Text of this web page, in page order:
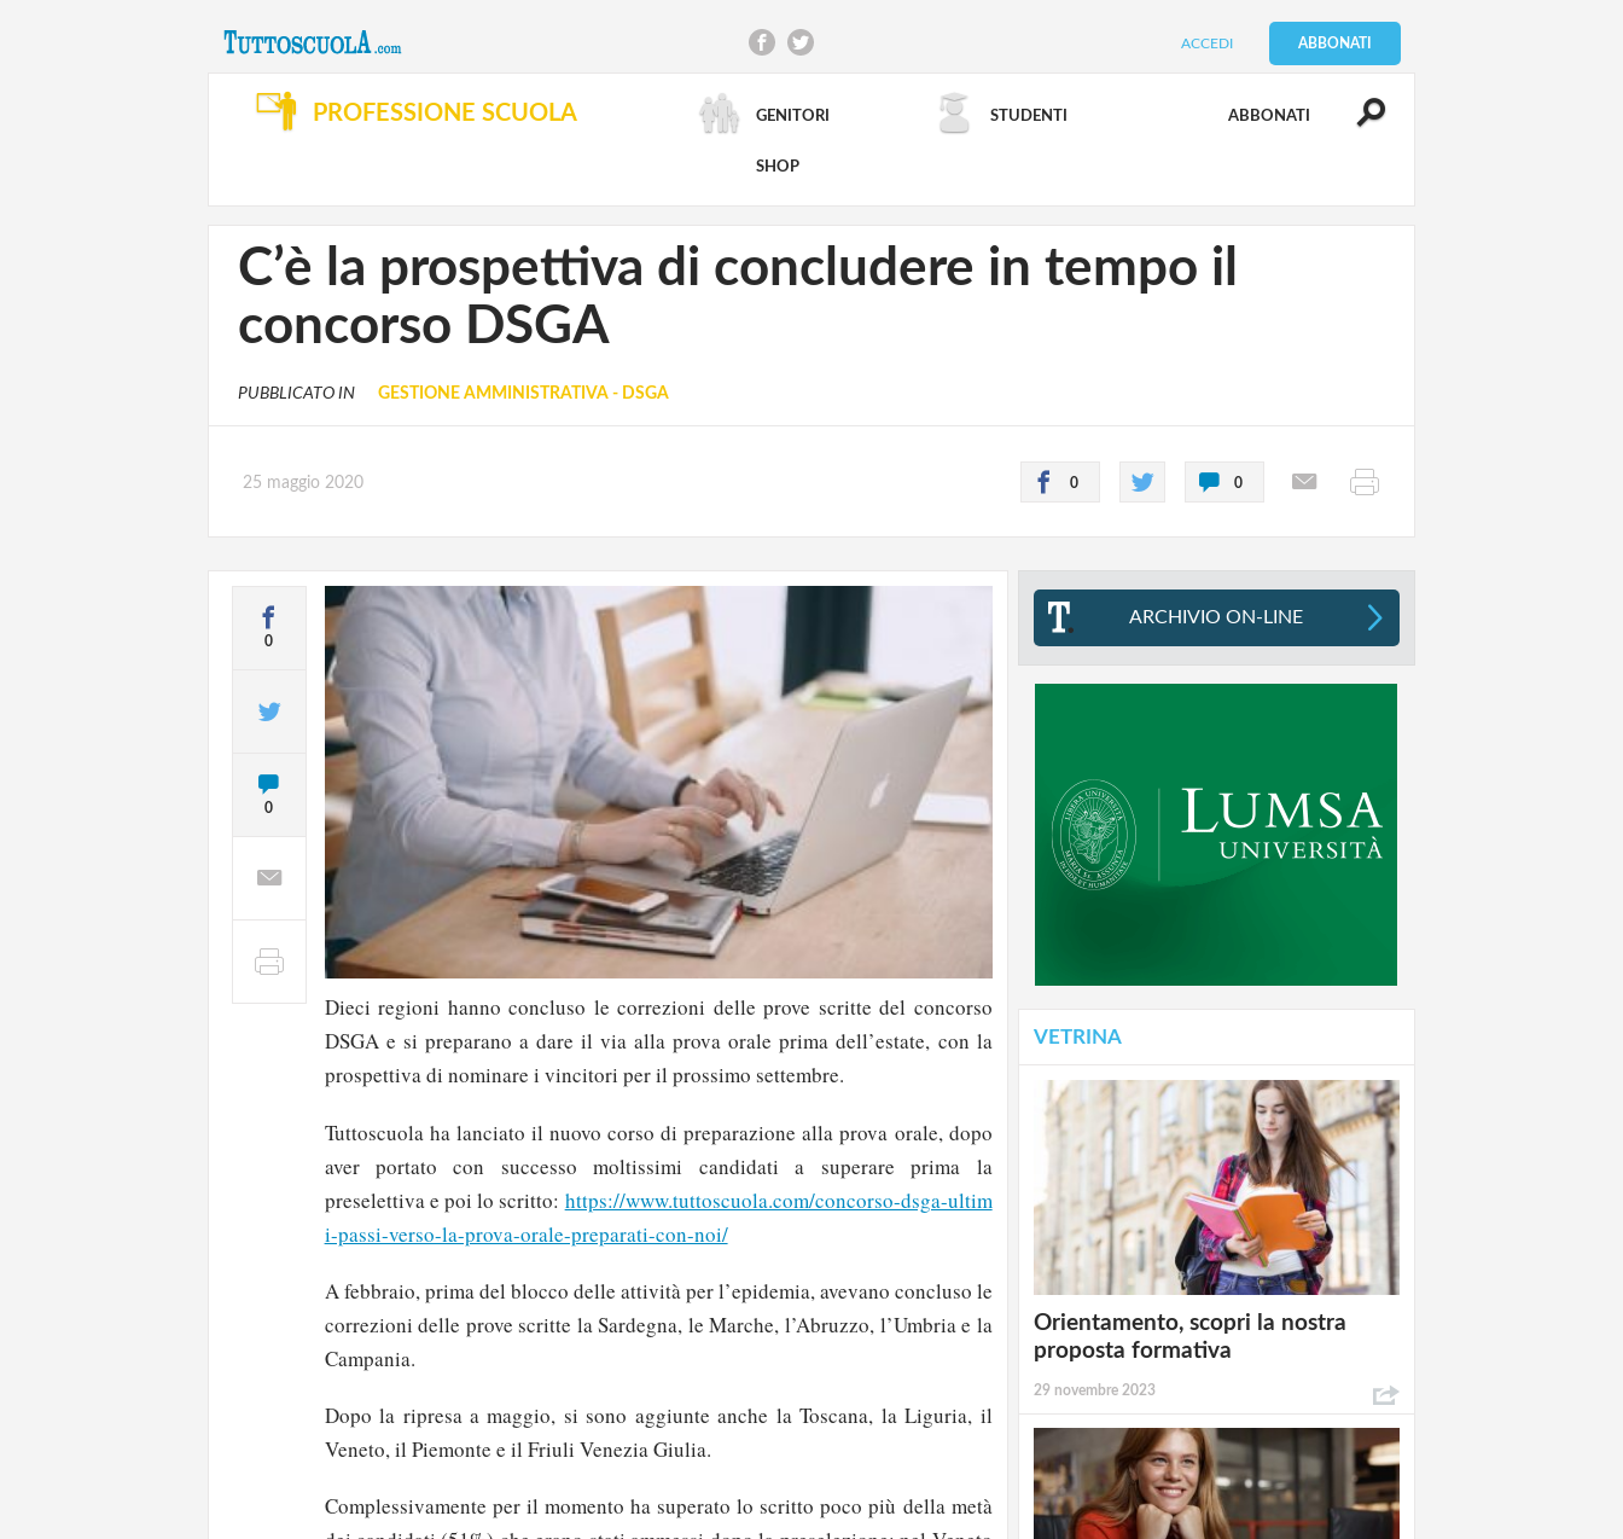
ACCEDI ABBONATI
PROFESSIONE SCUOLA GENITORI STUDENTI ABBONATI
SHOP
RICERCA AVANZATA
C’è la prospettiva di concludere in tempo il
concorso DSGA
PUBBLICATO IN GESTIONE AMMINISTRATIVA - DSGA
25 maggio 2020 0 0
0
0
Dieci regioni hanno concluso le correzioni delle prove scritte del concorso
DSGA e si preparano a dare il via alla prova orale prima dell’estate, con la
prospettiva di nominare i vincitori per il prossimo settembre.
Tuttoscuola ha lanciato il nuovo corso di preparazione alla prova orale, dopo
aver portato con successo moltissimi candidati a superare prima la
preselettiva e poi lo scritto: https://www.tuttoscuola.com/concorso-dsga-ultim
i-passi-verso-la-prova-orale-preparati-con-noi/
A febbraio, prima del blocco delle attività per l’epidemia, avevano concluso le
correzioni delle prove scritte la Sardegna, le Marche, l’Abruzzo, l’Umbria e la
Campania.
Dopo la ripresa a maggio, si sono aggiunte anche la Toscana, la Liguria, il
Veneto, il Piemonte e il Friuli Venezia Giulia.
Complessivamente per il momento ha superato lo scritto poco più della metà
ARCHIVIO ON-LINE
VETRINA
Orientamento, scopri la nostra
proposta formativa
29 novembre 2023